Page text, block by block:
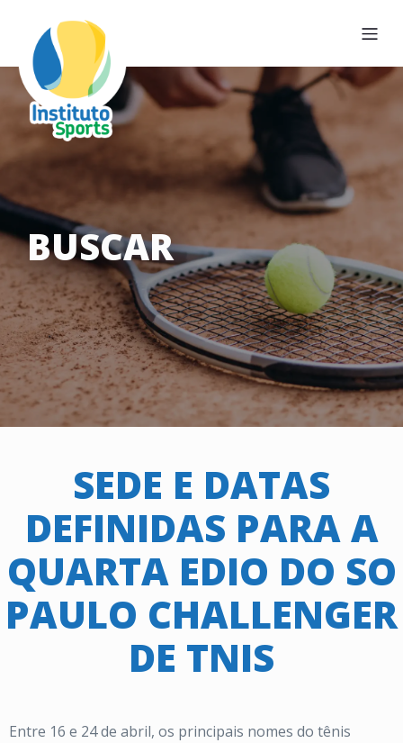
BUSCAR
SEDE E DATAS
DEFINIDAS PARA A
QUARTA EDIO DO SO
PAULO CHALLENGER
DE TNIS
Entre 16 e 24 de abril, os principais nomes do tênis